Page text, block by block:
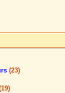
(23)